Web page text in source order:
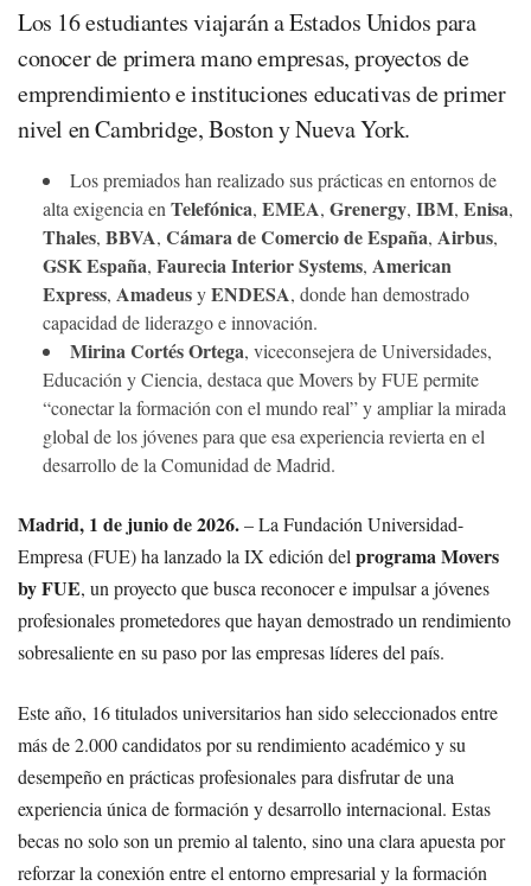
Los 16 estudiantes viajarán a Estados Unidos para
conocer de primera mano empresas, proyectos de
emprendimiento e instituciones educativas de primer
nivel en Cambridge, Boston y Nueva York.
Los premiados han realizado sus prácticas en entornos de
alta exigencia en Telefónica, EMEA, Grenergy, IBM, Enisa,
Thales, BBVA, Cámara de Comercio de España, Airbus,
GSK España, Faurecia Interior Systems, American
Express, AmadeusyENDESA, donde han demostrado
capacidad de liderazgo e innovación.
Mirina Cortés Ortega, viceconsejera de Universidades,
Educación y Ciencia, destaca que Movers by FUE permite
“conectar la formación con el mundo real” y ampliar la mirada
global de los jóvenes para que esa experiencia revierta en el
desarrollo de la Comunidad de Madrid.
Madrid, 1 de junio de 2026.– La Fundación Universidad-
Empresa (FUE) ha lanzado la IX edición del programa Movers
by FUE, un proyecto que busca reconocer e impulsar a jóvenes
profesionales prometedores que hayan demostrado un rendimiento
sobresaliente en su paso por las empresas líderes del país.
Este año, 16 titulados universitarios han sido seleccionados entre
más de 2.000 candidatos por su rendimiento académico y su
desempeño en prácticas profesionales para disfrutar de una
experiencia única de formación y desarrollo internacional. Estas
becas no solo son un premio al talento, sino una clara apuesta por
reforzar la conexión entre el entorno empresarial y la formación